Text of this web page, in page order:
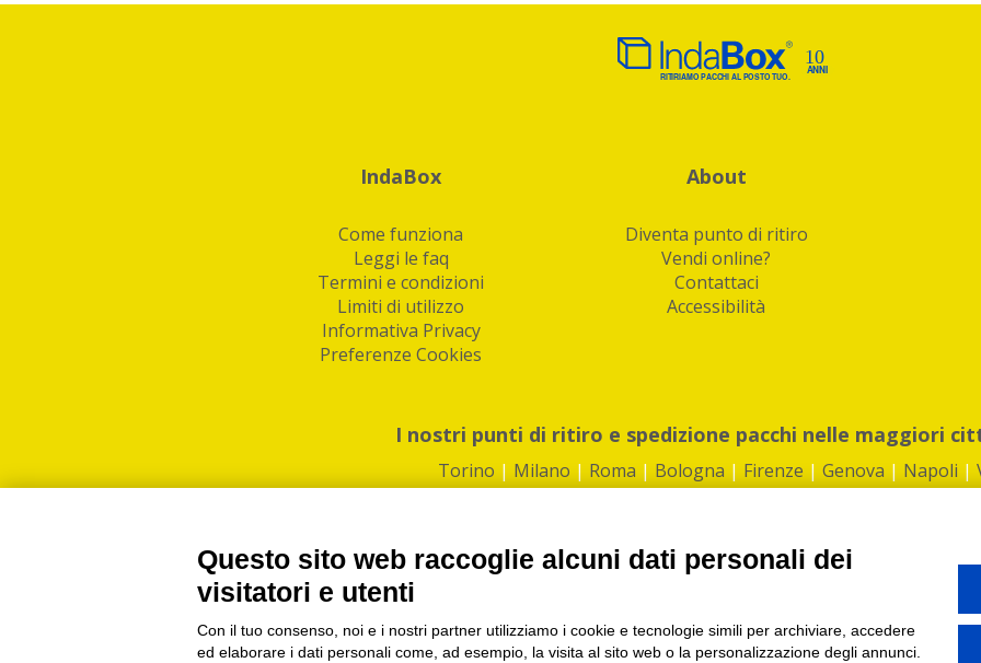
IndaBox
Come funziona
Leggi le faq
Termini e condizioni
Limiti di utilizzo
Informativa Privacy
Preferenze Cookies
About
Diventa punto di ritiro
Vendi online?
Contattaci
Accessibilità
I nostri punti di ritiro e spedizione pacchi nelle maggiori
Torino | Milano | Roma | Bologna | Firenze | Genova | Napoli |
PI/CF/N°Iscr.: 10821360012 | REA: RM 1494760 | Cap.Soc.: 50.000€ |Whistleblowing|Privacy|
IndaBox | Oltre 11.500 punti di ritiro tra Bar, Tabaccai, Edicole e Kipoint per ritirare i tuoi acquisti
Questo sito web raccoglie alcuni dati personali dei
visitatori e utenti
Con il tuo consenso, noi e i nostri partner utilizziamo i cookie e tecnologie simili per archiviare, accedere
ed elaborare i dati personali come, ad esempio, la visita al sito web o la personalizzazione degli annunci.